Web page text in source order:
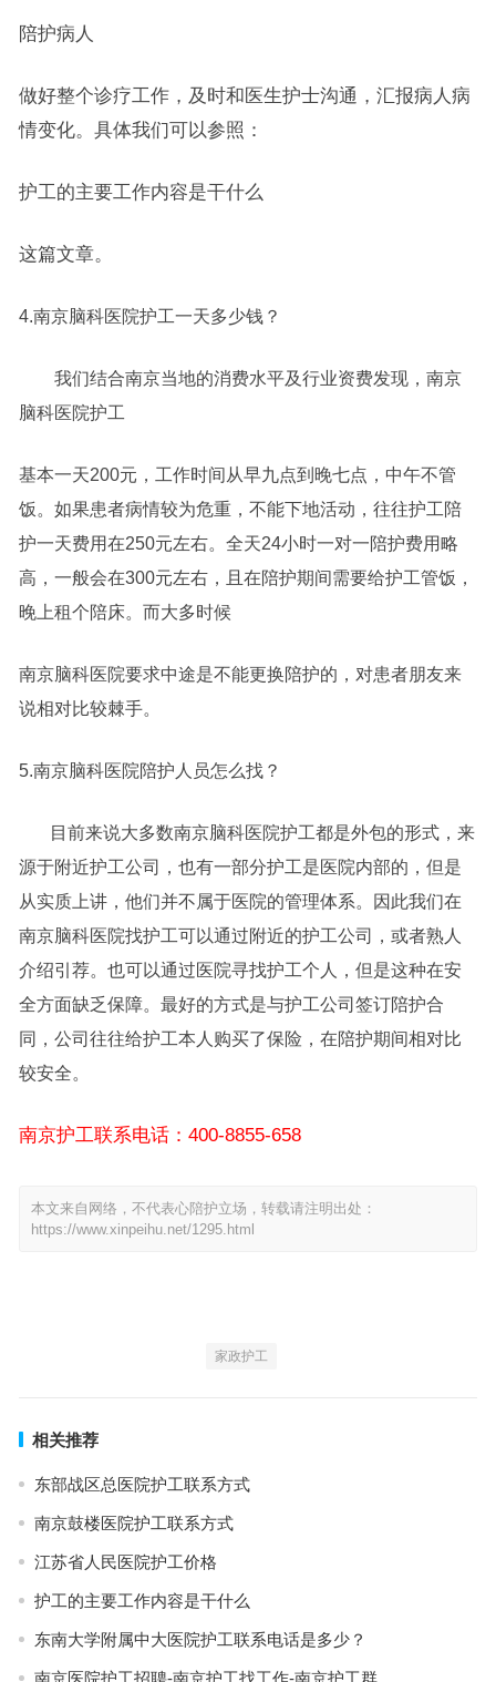
陪护病人
做好整个诊疗工作，及时和医生护士沟通，汇报病人病
情变化。具体我们可以参照：
护工的主要工作内容是干什么
这篇文章。
4.南京脑科医院护工一天多少钱？
我们结合南京当地的消费水平及行业资费发现，南京
脑科医院护工
基本一天200元，工作时间从早九点到晚七点，中午不管
饭。如果患者病情较为危重，不能下地活动，往往护工陪
护一天费用在250元左右。全天24小时一对一陪护费用略
高，一般会在300元左右，且在陪护期间需要给护工管饭，
晚上租个陪床。而大多时候
南京脑科医院要求中途是不能更换陪护的，对患者朋友来
说相对比较棘手。
5.南京脑科医院陪护人员怎么找？
目前来说大多数南京脑科医院护工都是外包的形式，来
源于附近护工公司，也有一部分护工是医院内部的，但是
从实质上讲，他们并不属于医院的管理体系。因此我们在
南京脑科医院找护工可以通过附近的护工公司，或者熟人
介绍引荐。也可以通过医院寻找护工个人，但是这种在安
全方面缺乏保障。最好的方式是与护工公司签订陪护合
同，公司往往给护工本人购买了保险，在陪护期间相对比
较安全。
南京护工联系电话：400-8855-658
本文来自网络，不代表心陪护立场，转载请注明出处：
https://www.xinpeihu.net/1295.html
家政护工
相关推荐
东部战区总医院护工联系方式
南京鼓楼医院护工联系方式
江苏省人民医院护工价格
护工的主要工作内容是干什么
东南大学附属中大医院护工联系电话是多少？
南京医院护工招聘-南京护工找工作-南京护工群